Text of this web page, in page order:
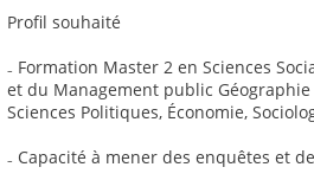
Profil souhaité
₋ Formation Master 2 en Sciences
et du Management public
Sciences Politiques, Économie,
₋ Capacité à mener des enquêtes et